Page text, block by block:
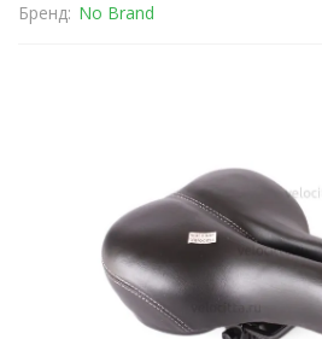
Бренд: No Brand